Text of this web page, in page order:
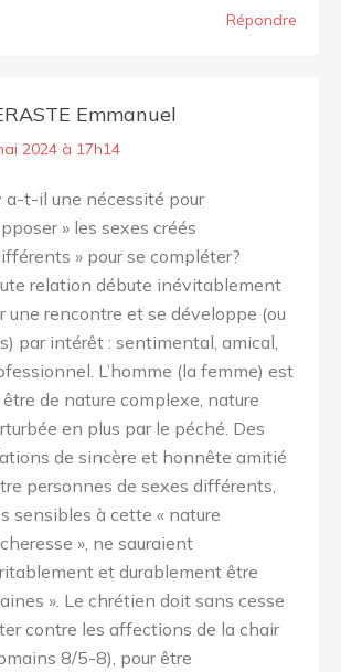
Répondre
Emmanuel
2024 à 17h14
a-t-il une nécessité pour
» les sexes créés
» pour se compléter?
relation débute inévitablement
une rencontre et se développe (ou
par intérêt : sentimental, amical,
L’homme (la femme) est
être de nature complexe, nature
en plus par le péché. Des
de sincère et honnête amitié
personnes de sexes différents,
sensibles à cette « nature
», ne sauraient
et durablement être
». Le chrétien doit sans cesse
contre les affections de la chair
8/5-8), pour être